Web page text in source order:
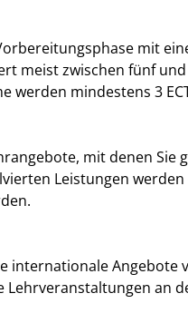
mit
meist zwischen fünf
mindestens 3
mit denen Sie
Leistungen
internationale Angebote
Lehrveranstaltungen an